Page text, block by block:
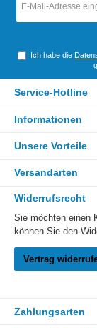
Mail-
Ich habe die
Service-Hotline
Informationen
Unsere Vorteile
Versandarten
Widerrufsrecht
Sie möchten einen
können Sie den
Vertrag
Zahlungsarten